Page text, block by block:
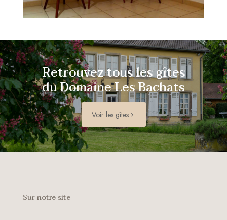
Retrouvez tous les gîtes
du Domaine Les Bachats
Voir les gîtes
Sur notre site